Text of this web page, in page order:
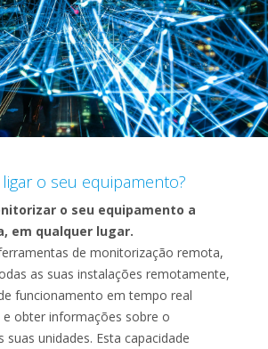
o seu equipamento?
o seu equipamento a
em qualquer lugar.
de monitorização remota,
as suas instalações remotamente,
funcionamento em tempo real
e obter informações sobre o
suas unidades. Esta capacidade